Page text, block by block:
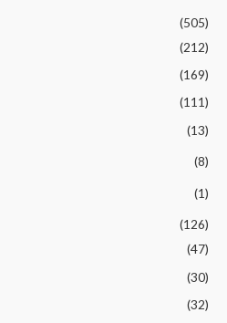
(505)
(212)
(169)
(111)
(13)
(8)
(1)
(126)
(47)
(30)
(32)